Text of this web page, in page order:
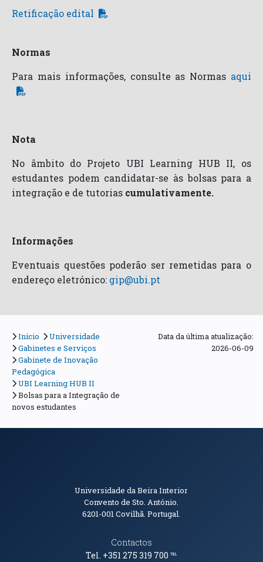
Retificação edital
Normas
Para mais informações, consulte as Normas aqui
Nota
No âmbito do Projeto UBI Learning HUB II, os
estudantes podem candidatar-se às bolsas para a
integração e de tutorias cumulativamente.
Informações
Eventuais questões poderão ser remetidas para o
endereço eletrónico: gip@ubi.pt
Início
Universidade
Gabinetes e Serviços
Gabinete de Inovação
Pedagógica
UBI Learning HUB II
Bolsas para a Integração de
novos estudantes
Data da última atualização:
2026-06-09
Informações de Contacto
Universidade da Beira Interior
Convento de Sto. António.
6201-001Covilhã. Portugal.
Contactos
Tel. +351 275 319 700℡